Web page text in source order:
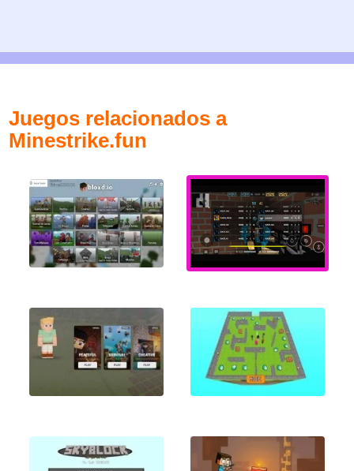
Juegos relacionados a
Minestrike.fun